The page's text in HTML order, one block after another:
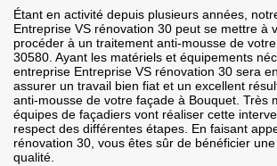
Étant en activité depuis plusieurs années,
Entreprise VS rénovation 30 peut se mettre à
procéder à un traitement anti-mousse de
30580. Ayant les matériels et équipements
entreprise Entreprise VS rénovation 30 sera
assurer un travail bien fiat et un excellent
anti-mousse de votre façade à Bouquet. Très
équipes de façadiers vont réaliser cette
respect des différentes étapes. En faisant
rénovation 30, vous êtes sûr de bénéficier
qualité.